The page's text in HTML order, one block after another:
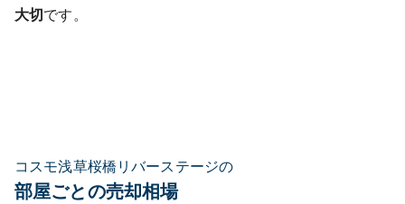
大切です。
コスモ浅草桜橋リバーステージの
部屋ごとの売却相場